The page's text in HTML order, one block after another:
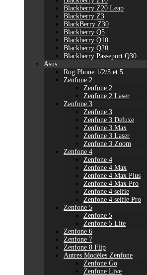
Blackberry Z20 Leap
Blackberry Z3
BlackBerry Z30
Blackberry Q5
Blackberry Q10
Blackberry Q20
Blackberry Passeport Q30
Asus
Rog Phone 1/2/3 et 5
Zenfone 2
Zenfone 2
Zenfone 2 Laser
Zenfone 3
Zenfone 3
Zenfone 3 Deluxe
Zenfone 3 Max
Zenfone 3 Laser
Zenfone 3 Zoom
Zenfone 4
Zenfone 4
Zenfone 4 Max
Zenfone 4 Max Plus
Zenfone 4 Max Pro
Zenfone 4 selfie
Zenfone 4 selfie Pro
Zenfone 5
Zenfone 5
Zenfone 5 Lite
Zenfone 6
Zenfone 7
Zenfone 8 Flip
Autres Modèles Zenfone
Zenfone Go
Zenfone Live